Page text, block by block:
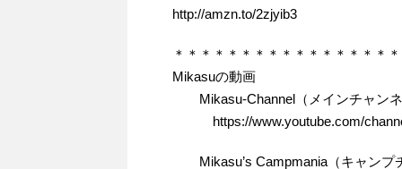
http://amzn.to/2zjyib3
＊＊＊＊＊＊＊＊＊＊＊＊＊＊＊＊
Mikasuの動画
Mikasu-Channel（メインチャン
https://www.youtube.com/
Mikasu’s Campmania（キャンプ